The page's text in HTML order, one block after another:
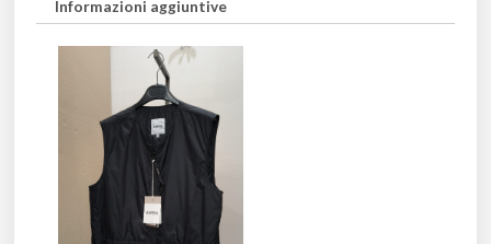
Informazioni aggiuntive